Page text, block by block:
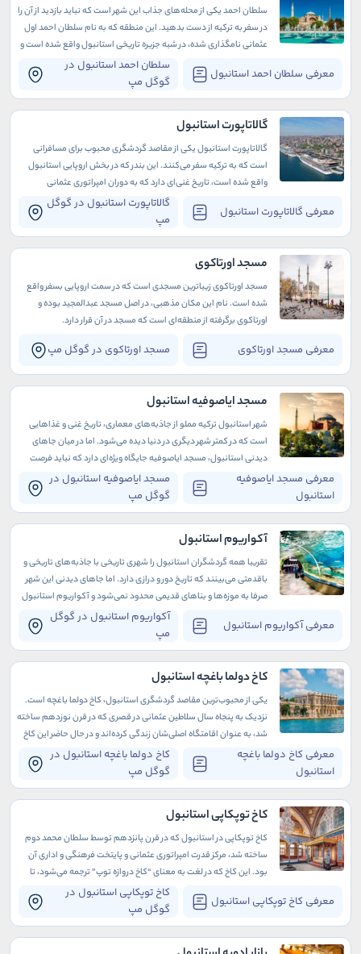
معرفی سلطان احمد استانبول
سلطان احمد استانبول در
گوگل مپ
سلطان احمد یکی از محله‌های جذاب این شهر است که نباید بازدید از آن را
در سفر به ترکیه از دست بدهید. این منطقه که به نام سلطان احمد اول
عثمانی نامگذاری شده، در شبه جزیره تاریخی استانبول واقع شده است و
تاریخ غنی و پرباری دارد که به دوران باستان برمی‌گردد
گالاتاپورت استانبول
معرفی گالاتاپورت استانبول
گالاتاپورت استانبول در گوگل
مپ
گالاتاپورت استانبول یکی از مقاصد گردشگری محبوب برای مسافرانی
است که به ترکیه سفر می‌کنند. این بندر که در بخش اروپایی استانبول
واقع شده است، تاریخ غنی‌ای دارد که به دوران امپراتوری عثمانی
مسجد اورتاکوی
معرفی مسجد اورتاکوی مسجد اورتاکوی در گوگل مپ
مسجد اورتاکوی زیباترین مسجدی است که در سمت اروپایی بسفر واقع
شده است. نام این مکان مذهبی، در اصل مسجد عبدالمجید بوده و
اورتاکوی برگرفته از منطقه‌ای است که مسجد در آن قرار دارد.
مسجد ایاصوفیه استانبول
معرفی مسجد ایاصوفیه
استانبول
مسجد ایاصوفیه استانبول در
گوگل مپ
شهر استانبول ترکیه مملو از جاذبه‌های معماری، تاریخ غنی و غذاهایی
است که در کمتر شهر دیگری در دنیا دیده می‌شود. اما در میان جاهای
دیدنی استانبول، مسجد ایاصوفیه جایگاه ویژه‌ای دارد که نباید فرصت
بازدید از آن را در سفر به این گوشه از دنیا از دست بدهید.
آکواریوم استانبول
معرفی آکواریوم استانبول
آکواریوم استانبول در گوگل
مپ
تقریبا همه گردشگران استانبول را شهری تاریخی با جاذبه‌های تاریخی و
باقدمتی می‌بینند که تاریخ دور و درازی دارد. اما جاهای دیدنی این شهر
صرفا به موزه‌ها و بناهای قدیمی محدود نمی‌شود و آکواریوم استانبول
کاخ دولما باغچه استانبول
معرفی کاخ دولما باغچه
استانبول
کاخ دولما باغچه استانبول در
گوگل مپ
یکی از محبوب‌ترین مقاصد گردشگری استانبول، کاخ دولما باغچه است.
نزدیک به پنجاه سال سلاطین عثمانی در قصری که در قرن نوزدهم ساخته
شد، به عنوان اقامتگاه اصلی‌شان زندگی کرده‌اند و در حال حاضر این کاخ
به عنوان موزه در دسترس عموم قرار دارد.
کاخ توپکاپی استانبول
معرفی کاخ توپکاپی استانبول
کاخ توپکاپی استانبول در
گوگل مپ
کاخ توپکاپی در استانبول که در قرن پانزدهم توسط سلطان محمد دوم
ساخته شد، مرکز قدرت امپراتوری عثمانی و پایتخت فرهنگی و اداری آن
بود. این کاخ که در لغت به معنای “کاخ دروازه توپ” ترجمه می‌شود، تا
قرن نوزدهم به آن کاخ جدید می‌گفتند.